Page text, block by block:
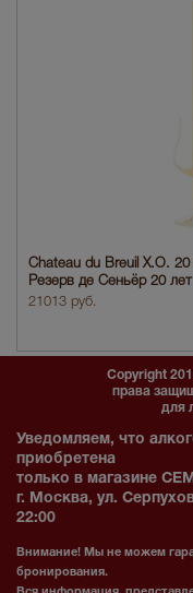
Chateau du Breuil X.O.
Резерв де Сеньёр 20 лет
21013 руб.
Copyright
права
для
Уведомляем, что
приобретена
только в магазине
г. Москва, ул.
22:00
Внимание! Мы не можем
бронирования.